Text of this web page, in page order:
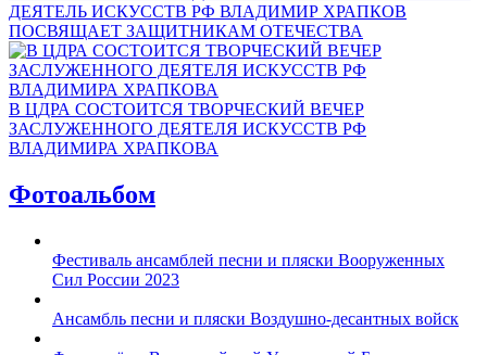
ДЕЯТЕЛЬ ИСКУССТВ РФ ВЛАДИМИР ХРАПКОВ
ПОСВЯЩАЕТ ЗАЩИТНИКАМ ОТЕЧЕСТВА
В ЦДРА СОСТОИТСЯ ТВОРЧЕСКИЙ ВЕЧЕР
ЗАСЛУЖЕННОГО ДЕЯТЕЛЯ ИСКУССТВ РФ
ВЛАДИМИРА ХРАПКОВА
Фотоальбом
Фестиваль ансамблей песни и пляски Вооруженных
Сил России 2023
Ансамбль песни и пляски Воздушно-десантных войск